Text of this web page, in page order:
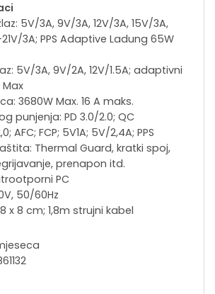
5V/3A, 9V/3A, 12V/3A, 15V/3A,
3A; PPS Adaptive Ladung 65W
5V/3A, 9V/2A, 12V/1.5A; adaptivni
Max
3680W Max. 16 A maks.
punjenja: PD 3.0/2.0; QC
AFC; FCP; 5V1A; 5V/2,4A; PPS
Thermal Guard, kratki spoj,
prenapon itd.
PC
50/60Hz
x 8 cm; 1,8m strujni kabel